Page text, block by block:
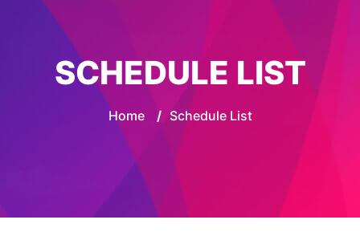
SCHEDULE LIST
Home / Schedule List